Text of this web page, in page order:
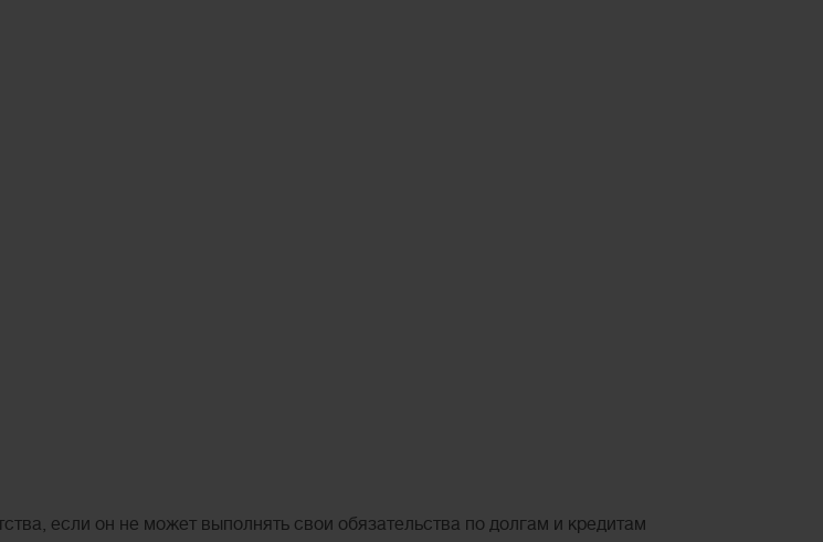
если он не может выполнять свои обязательства по долгам и кредитам